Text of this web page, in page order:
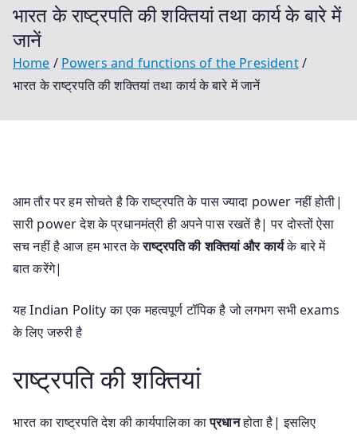
भारत के राष्ट्रपति की शक्तियां तथा कार्य के बारे में
जानें
Home
Powers and functions of the President
भारत के राष्ट्रपति की शक्तियां तथा कार्य के बारे में जानें
आम तौर पर हम सोचते है कि राष्ट्रपति के पास ज्यादा power नहीं होती|
सारी power देश के प्रधानमंत्री ही अपने पास रखतें है| पर दोस्तों ऐसा
सच नहीं है आज हम भारत केराष्ट्रपति की शक्तियांऔर कार्यके बारे में
बात करेंगे|
यह Indian Polity का एक महत्वपूर्ण टॉपिक है जो लगभग सभी exams
के लिए जरुरी है
राष्ट्रपति की शक्तियां
भारत का राष्ट्रपति देश की कार्यपालिका काप्रधानहोता है| इसलिए